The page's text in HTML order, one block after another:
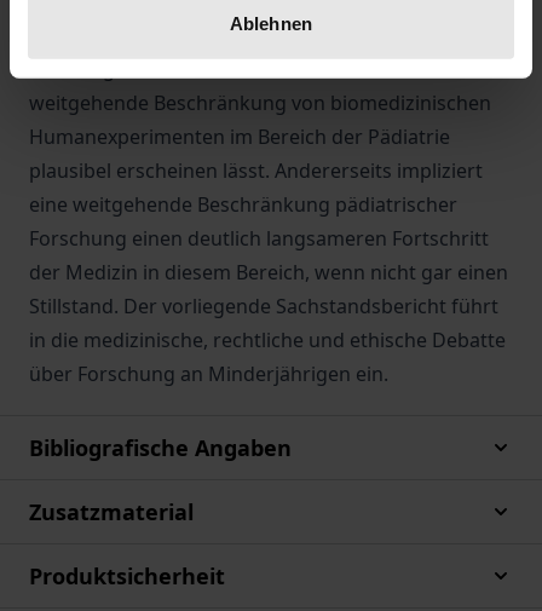
Ablehnen
Minderjährige als besonders schutzbedürftig gelten,
weitgehende Beschränkung von biomedizinischen
Humanexperimenten im Bereich der Pädiatrie
plausibel erscheinen lässt. Andererseits impliziert
eine weitgehende Beschränkung pädiatrischer
Forschung einen deutlich langsameren Fortschritt
der Medizin in diesem Bereich, wenn nicht gar einen
Stillstand. Der vorliegende Sachstandsbericht führt
in die medizinische, rechtliche und ethische Debatte
über Forschung an Minderjährigen ein.
Bibliografische Angaben
Zusatzmaterial
Produktsicherheit